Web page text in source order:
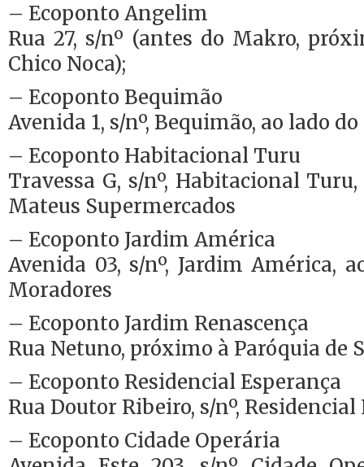
– Ecoponto Angelim
Rua 27, s/nº (antes do Makro,
Chico Noca);
– Ecoponto Bequimão
Avenida 1, s/nº, Bequimão, ao lado do
– Ecoponto Habitacional Turu
Travessa G, s/nº, Habitacional
Mateus Supermercados
– Ecoponto Jardim América
Avenida 03, s/nº, Jardim América,
Moradores
– Ecoponto Jardim Renascença
Rua Netuno, próximo à Paróquia de
– Ecoponto Residencial Esperança
Rua Doutor Ribeiro, s/nº, Residencial
– Ecoponto Cidade Operária